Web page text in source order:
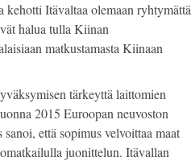
Itävaltaa olemaan ryhtymättä
halua tulla Kiinan
matkustamasta Kiinaan
tärkeyttä laittomien
2015 Euroopan neuvoston
että sopimus velvoittaa maat
juonittelun. Itävallan